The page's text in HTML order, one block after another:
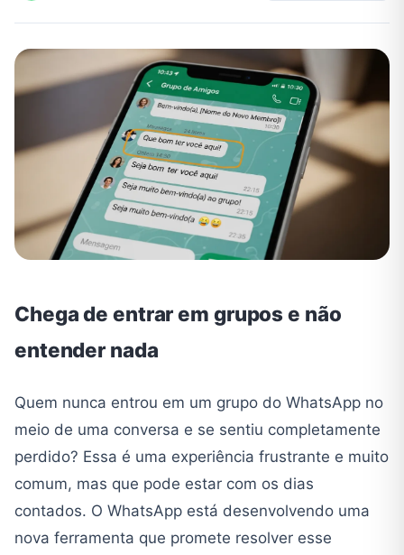
Chega de entrar em grupos e não
entender nada
Quem nunca entrou em um grupo do WhatsApp no
meio de uma conversa e se sentiu completamente
perdido? Essa é uma experiência frustrante e muito
comum, mas que pode estar com os dias
contados. O WhatsApp está desenvolvendo uma
nova ferramenta que promete resolver esse